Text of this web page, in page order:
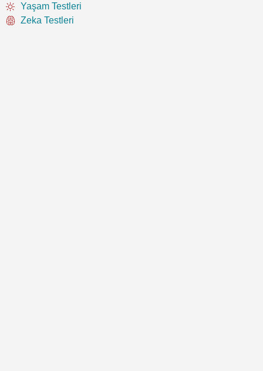
Yaşam Testleri
Zeka Testleri